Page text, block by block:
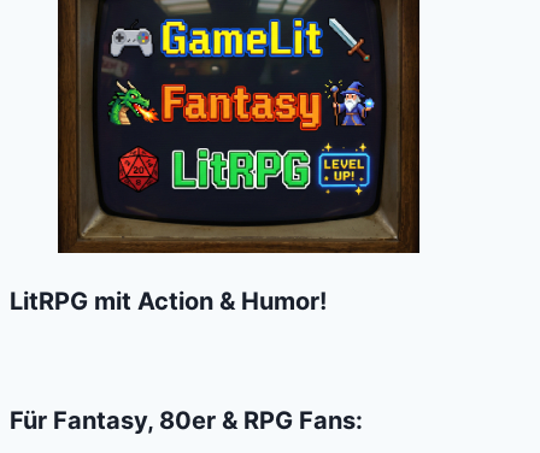
Hobbit
in
Metal
LitRPG mit Action & Humor!
Für Fantasy, 80er & RPG Fans: